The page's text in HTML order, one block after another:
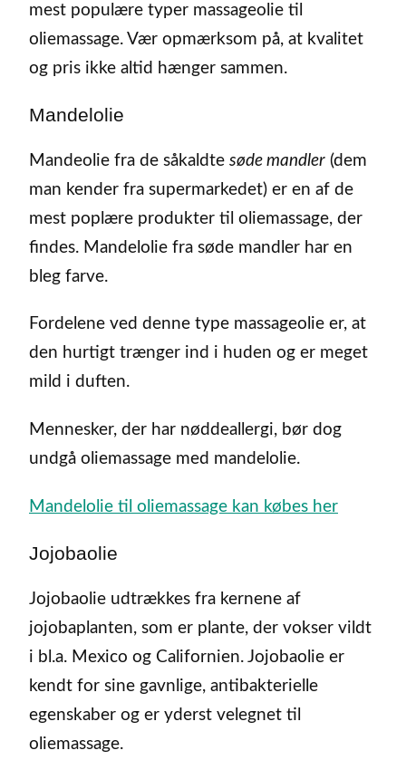
mest populære typer massageolie til
oliemassage. Vær opmærksom på, at kvalitet
og pris ikke altid hænger sammen.
Mandelolie
Mandeolie fra de såkaldte søde mandler (dem
man kender fra supermarkedet) er en af de
mest poplære produkter til oliemassage, der
findes. Mandelolie fra søde mandler har en
bleg farve.
Fordelene ved denne type massageolie er, at
den hurtigt trænger ind i huden og er meget
mild i duften.
Mennesker, der har nøddeallergi, bør dog
undgå oliemassage med mandelolie.
Mandelolie til oliemassage kan købes her
Jojobaolie
Jojobaolie udtrækkes fra kernene af
jojobaplanten, som er plante, der vokser vildt
i bl.a. Mexico og Californien. Jojobaolie er
kendt for sine gavnlige, antibakterielle
egenskaber og er yderst velegnet til
oliemassage.